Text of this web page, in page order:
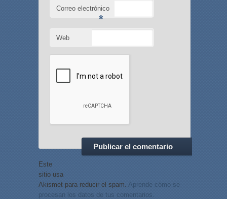
Correo electrónico
*
Web
Este
sitio usa
Akismet para reducir el spam. Aprende cómo se
procesan los datos de tus comentarios.